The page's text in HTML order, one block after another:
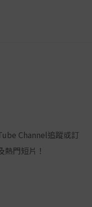
Channel追蹤或訂
門短片！